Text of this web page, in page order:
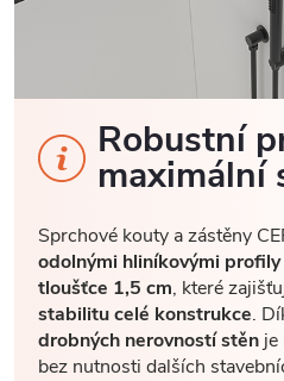
Robustní
maximální
Sprchové kouty a zástěny
odolnými hliníkovými
tloušťce 1,5 cm, které
stabilitu celé konstrukce.
drobných nerovností stěnje
bez nutnosti dalších